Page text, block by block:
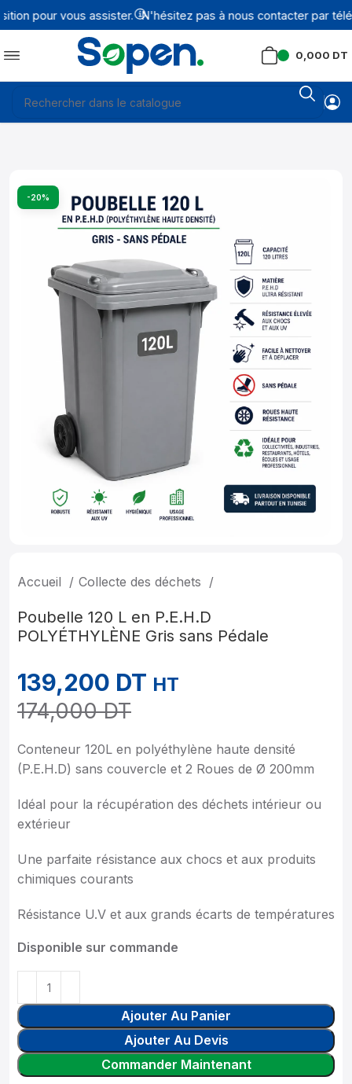
pour vous assister. N'hésitez pas à nous contacter par
0,000 DT
-20%
Accueil Collecte des déchets
Poubelle 120 L en P.E.H.D
POLYÉTHYLÈNE Gris sans Pédale
139,200 DT HT
174,000DT
Conteneur 120L en polyéthylène haute densité
(P.E.H.D) sans couvercle et 2 Roues de Ø 200mm
Idéal pour la récupération des déchets intérieur ou
extérieur
Une parfaite résistance aux chocs et aux produits
chimiques courants
Résistance U.V et aux grands écarts de températures
Disponible sur commande
Ajouter Au Panier
Ajouter Au Devis
Commander Maintenant